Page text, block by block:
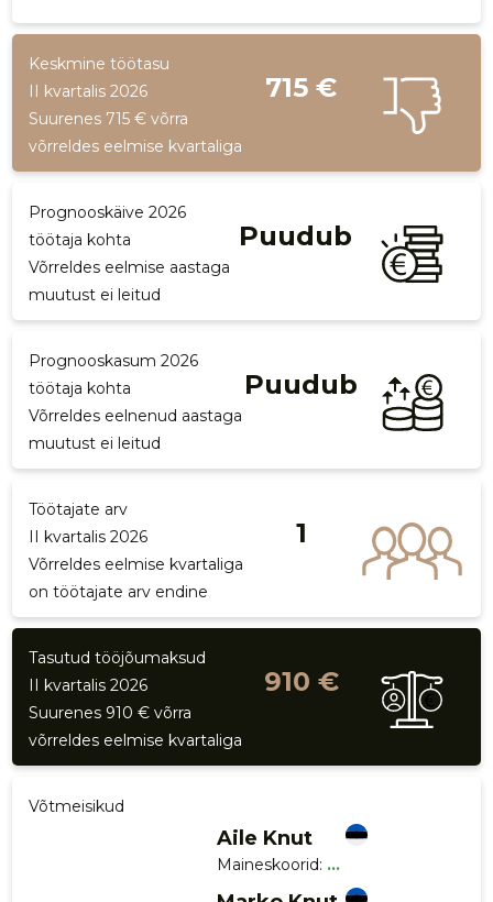
Keskmine töötasu
II kvartalis 2026
715 €
Suurenes 715 € võrra
võrreldes eelmise kvartaliga
Prognooskäive 2026
töötaja kohta
Puudub
Võrreldes eelmise aastaga
muutust ei leitud
Prognooskasum 2026
töötaja kohta
Puudub
Võrreldes eelnenud aastaga
muutust ei leitud
Töötajate arv
II kvartalis 2026
1
Võrreldes eelmise kvartaliga
on töötajate arv endine
Tasutud tööjõumaksud
II kvartalis 2026
910 €
Suurenes 910 € võrra
võrreldes eelmise kvartaliga
Võtmeisikud
Aile Knut
Maineskoorid: ...